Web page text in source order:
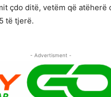
çdo ditë, vetëm që atëherë
të tjerë.
- Advertisment -